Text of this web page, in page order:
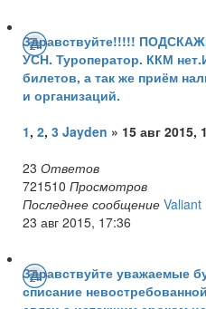
Здравствуйте!!!!!
УСН. Туроператор. ККМ
билетов, а так же приём
и организаций.
1, 2, 3 Jayden » 15 авг 2015,
23 Ответов
721510 Просмотров
Последнее сообщение Valiant
23 авг 2015, 17:36
Здравствуйте уважаемые
списание